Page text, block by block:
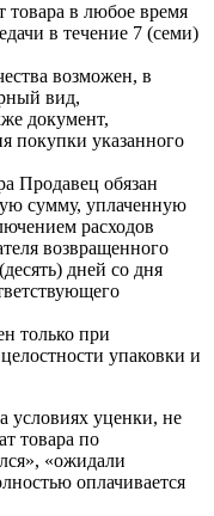
товара в любое время
в течение 7 (семи)
возможен, в
вид,
документ,
покупки указанного
Продавец обязан
сумму, уплаченную
расходов
возвращенного
дней со дня
только при
упаковки и
условиях уценки, не
товара по
«ожидали
оплачивается